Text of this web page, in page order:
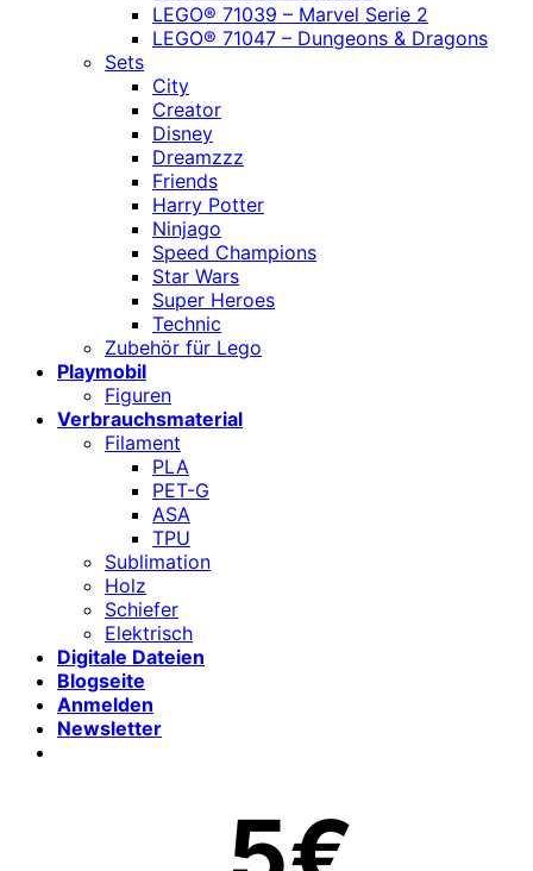
LEGO® 71039 – Marvel Serie 2
LEGO® 71047 – Dungeons & Dragons
Sets
City
Creator
Disney
Dreamzzz
Friends
Harry Potter
Ninjago
Speed Champions
Star Wars
Super Heroes
Technic
Zubehör für Lego
Playmobil
Figuren
Verbrauchsmaterial
Filament
PLA
PET-G
ASA
TPU
Sublimation
Holz
Schiefer
Elektrisch
Digitale Dateien
Blogseite
Anmelden
Newsletter